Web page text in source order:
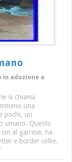
in adozione a
si chiama
una
pochi, un
umano. Questo
al garrese, ha
e border collie.